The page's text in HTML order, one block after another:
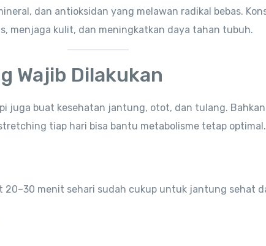
dan antioksidan yang melawan radikal bebas.
menjaga kulit, dan meningkatkan daya tahan tubuh.
Wajib Dilakukan
juga buat kesehatan jantung, otot, dan tulang.
tiap hari bisa bantu metabolisme tetap optimal.
20–30 menit sehari sudah cukup untuk jantung sehat